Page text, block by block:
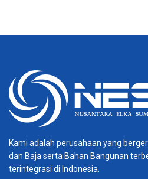
Kami adalah perusahaan yang
dan Baja serta Bahan Bangunan
terintegrasi di Indonesia.